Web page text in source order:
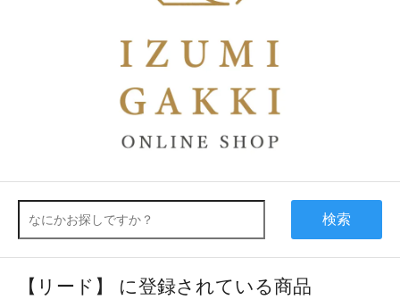
検索
【リード】 に登録されている商品